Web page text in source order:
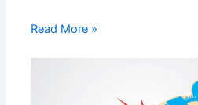
Read More »